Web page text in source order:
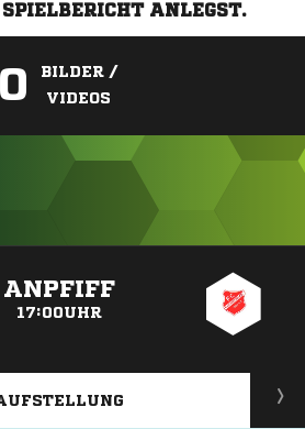
ANLEGST.
0
BILDER /
VIDEOS
ANPFIFF
17:00UHR